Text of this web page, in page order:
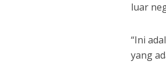
luar
“Ini
yang